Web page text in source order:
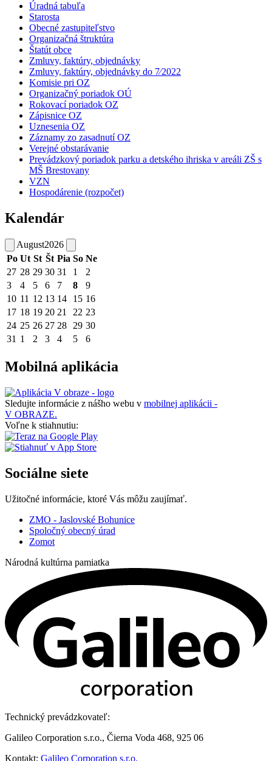
Úradná tabuľa
Starosta
Obecné zastupiteľstvo
Organizačná štruktúra
Štatút obce
Zmluvy, faktúry, objednávky
Zmluvy, faktúry, objednávky do 7⁄2022
Komisie pri OZ
Organizačný poriadok OÚ
Rokovací poriadok OZ
Zápisnice OZ
Uznesenia OZ
Záznamy zo zasadnutí OZ
Verejné obstarávanie
Prevádzkový poriadok parku a detského ihriska v areáli ZŠ s
MŠ Brestovany
VZN
Hospodárenie (rozpočet)
Kalendár
August2026
Po Ut St Št Pia So Ne
27 28 29 30 31 1
2
3
4 5 6 7 8
9
10 11 12 13 14 15 16
17 18 19 20 21 22 23
24 25 26 27 28 29 30
31 1 2 3 4 5 6
Mobilná aplikácia
Sledujte informácie z nášho webu v mobilnej aplikácii -
V OBRAZE.
Voľne k stiahnutiu:
Sociálne siete
Užitočné informácie, ktoré Vás môžu zaujímať.
ZMO - Jaslovské Bohunice
Spoločný obecný úrad
Zomot
Národná kultúrna pamiatka
Technický prevádzkovateľ:
Galileo Corporation s.r.o., Čierna Voda 468, 925 06
Kontakt: Galileo Corporation s.r.o.